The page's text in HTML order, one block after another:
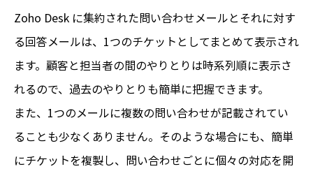
Zoho Desk に集約された問い合わせメールとそれに対す
る回答メールは、1つのチケットとしてまとめて表示され
ます。顧客と担当者の間のやりとりは時系列順に表示さ
れるので、過去のやりとりも簡単に把握できます。
また、1つのメールに複数の問い合わせが記載されてい
ることも少なくありません。そのような場合にも、簡単
にチケットを複製し、問い合わせごとに個々の対応を開